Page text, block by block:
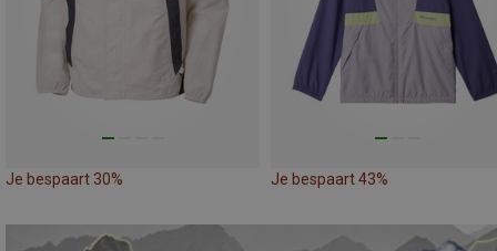
Je bespaart 30% Je bespaart 43%